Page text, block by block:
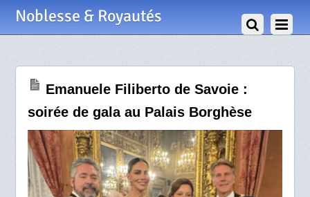
Noblesse & Royautés
Emanuele Filiberto de Savoie :
soirée de gala au Palais Borghèse